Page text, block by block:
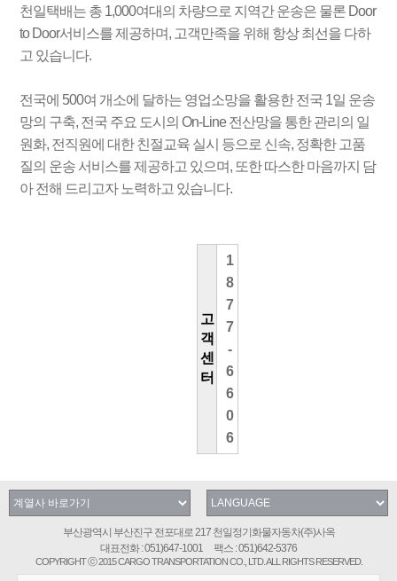
천일택배는 총 1,000여대의 차량으로 지역간 운송은 물론 Door
to Door서비스를 제공하며, 고객만족을 위해 항상 최선을 다하
고 있습니다.
전국에 500여 개소에 달하는 영업소망을 활용한 전국 1일 운송
망의 구축, 전국 주요 도시의 On-Line 전산망을 통한 관리의 일
원화, 전직원에 대한 친절교육 실시 등으로 신속, 정확한 고품
질의 운송 서비스를 제공하고 있으며, 또한 따스한 마음까지 담
아 전해 드리고자 노력하고 있습니다.
고
객
센
터
1
8
7
7
-
6
6
0
6
부산광역시 부산진구 전포대로 217 천일정기화물자동차(주)사옥
대표전화 : 051)647-1001 팩스 : 051)642-5376
COPYRIGHT ⓒ 2015 CARGO TRANSPORTATION CO., LTD. ALL RIGHTS RESERVED.